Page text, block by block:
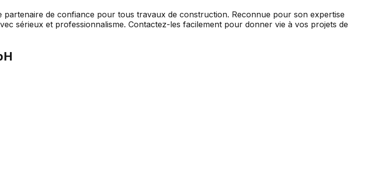
de confiance pour tous travaux de construction. Reconnue pour son expertise
sérieux et professionnalisme. Contactez-les facilement pour donner vie à vos projets de